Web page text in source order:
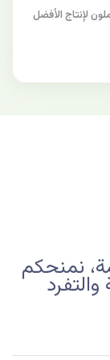
لإنتاج الأفضل
نمنحكم